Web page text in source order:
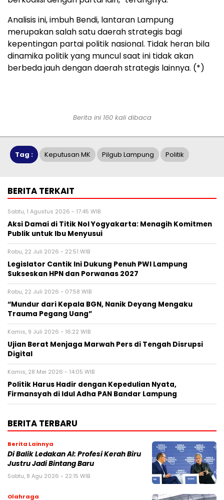
Analisis ini, imbuh Bendi, lantaran Lampung
merupakan salah satu daerah strategis bagi
kepentingan partai politik nasional. Tidak heran bila
dinamika politik yang muncul saat ini tidak akan
berbeda jauh dengan daerah strategis lainnya. (*)
Berita ini 160 kali dibaca
Tag : Keputusan MK Pilgub Lampung Politik
BERITA TERKAIT
Sabtu, 1 Agustus 2026 - 17:45 WIB
Aksi Damai di Titik Nol Yogyakarta: Menagih Komitmen
Publik untuk Ibu Menyusui
Rabu, 22 Juli 2026 - 22:51 WIB
Legislator Cantik Ini Dukung Penuh PWI Lampung
Sukseskan HPN dan Porwanas 2027
Rabu, 22 Juli 2026 - 07:58 WIB
“Mundur dari Kepala BGN, Nanik Deyang Mengaku
Trauma Pegang Uang”
Kamis, 9 Juli 2026 - 16:22 WIB
Ujian Berat Menjaga Marwah Pers di Tengah Disrupsi
Digital
Kamis, 28 Mei 2026 - 14:05 WIB
Politik Harus Hadir dengan Kepedulian Nyata,
Firmansyah di Idul Adha PAN Bandar Lampung
BERITA TERBARU
Berita Lainnya
Di Balik Ledakan AI: Profesi Kerah Biru
Justru Jadi Bintang Baru
Sabtu, 8 Agu 2026 - 22:15 WIB
Olahraga